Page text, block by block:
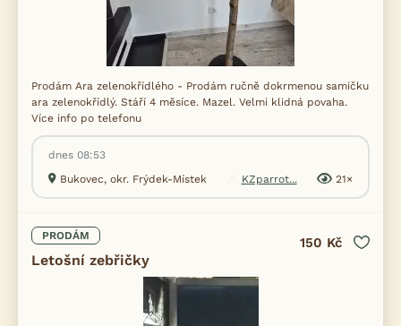
Prodám Ara zelenokřídlého - Prodám ručně dokrmenou samičku
ara zelenokřídlý. Stáří 4 měsíce. Mazel. Velmi klidná povaha.
Více info po telefonu
dnes 08:53
Bukovec, okr. Frýdek-Místek
KZparrot... 21×
PRODÁM
Letošní zebřičky
150 Kč